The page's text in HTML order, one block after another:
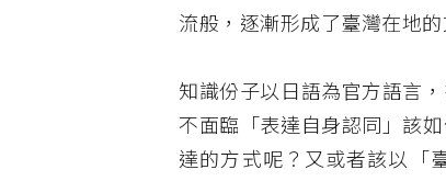
流般，逐漸形成了臺灣在地
知識份子以日語為官方語言
不面臨「表達自身認同」該
達的方式呢？又或者該以「